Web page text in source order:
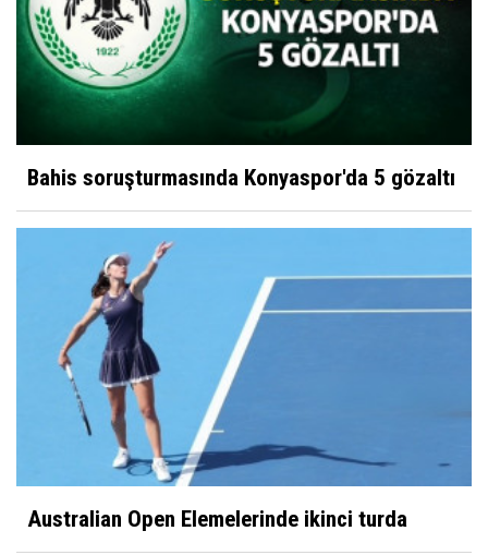
Bahis soruşturmasında Konyaspor'da 5 gözaltı
Australian Open Elemelerinde ikinci turda